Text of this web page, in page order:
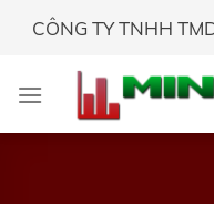
CÔNG TY TNHH